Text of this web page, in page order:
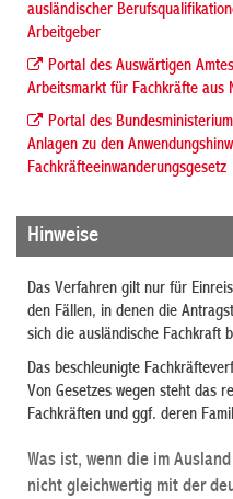
ausländischer
Arbeitgeber
Portal des Auswärtigen
Arbeitsmarkt für Fachkräfte aus
Portal des
Anlagen zu den
Fachkräfteeinwanderungsgesetz
Hinweise
Das Verfahren gilt nur für
den Fällen, in denen die
sich die ausländische Fachkraft
Das beschleunigte
Von Gesetzes wegen steht das
Fachkräften und ggf. deren
Was ist, wenn die im
nicht gleichwertig mit der